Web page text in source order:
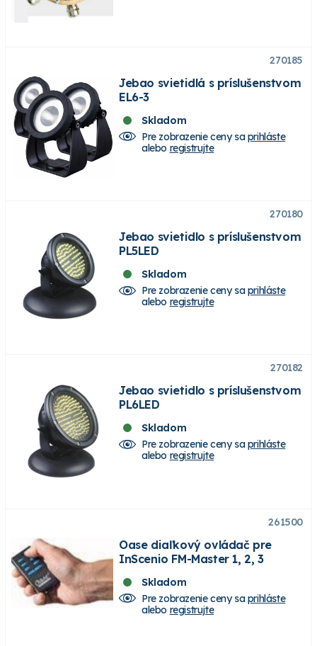
270185
Jebao svietidlá s príslušenstvom
EL6-3
Skladom
Pre zobrazenie ceny saprihláste
alebo registrujte
270180
Jebao svietidlo s príslušenstvom
PL5LED
Skladom
Pre zobrazenie ceny saprihláste
alebo registrujte
270182
Jebao svietidlo s príslušenstvom
PL6LED
Skladom
Pre zobrazenie ceny saprihláste
alebo registrujte
261500
Oase diaľkový ovládač pre
InScenio FM-Master 1, 2, 3
Skladom
Pre zobrazenie ceny saprihláste
alebo registrujte